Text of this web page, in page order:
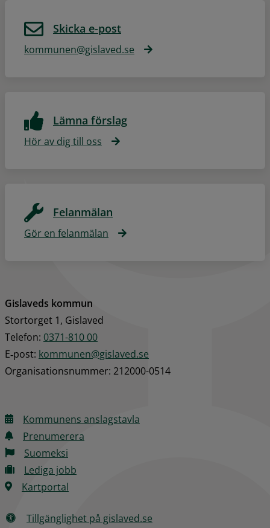
Skicka e-post
kommunen@gislaved.se
Lämna förslag
Hör av dig till oss
Felanmälan
Gör en felanmälan
Gislaveds kommun
Stortorget 1, Gislaved
Telefon: 0371-810 00
E‑post: kommunen@gislaved.se
Organisationsnummer: 212000-0514
Kommunens anslagstavla
Prenumerera
Suomeksi
Lediga jobb
Kartportal
Tillgänglighet på gislaved.se